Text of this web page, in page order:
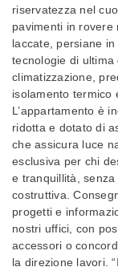
riservatezza nel
pavimenti in
laccate, persiane
tecnologie di ultima
climatizzazione,
isolamento termico
L’appartamento è
ridotta e dotato di
che assicura luce
esclusiva per chi
e tranquillità,
costruttiva.
progetti e
nostri uffici, con
accessori o
la direzione lavori.